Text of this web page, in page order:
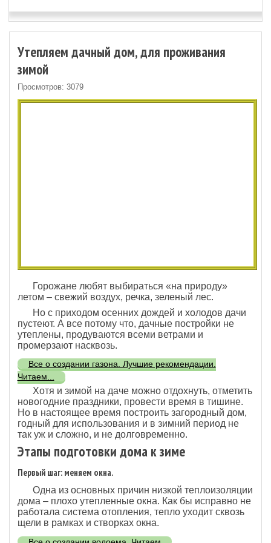
Утепляем дачный дом, для проживания
зимой
Просмотров: 3079
Горожане любят выбираться «на природу»
летом – свежий воздух, речка, зеленый лес.
Но с приходом осенних дождей и холодов дачи
пустеют. А все потому что, дачные постройки не
утеплены, продуваются всеми ветрами и
промерзают насквозь.
Все о создании газона. Лучшие рекомендации.
Читаем...
Хотя и зимой на даче можно отдохнуть, отметить
новогодние праздники, провести время в тишине.
Но в настоящее время построить загородный дом,
годный для использования и в зимний период не
так уж и сложно, и не долговременно.
Этапы подготовки дома к зиме
Первый шаг: меняем окна.
Одна из основных причин низкой теплоизоляции
дома – плохо утепленные окна. Как бы исправно не
работала система отопления, тепло уходит сквозь
щели в рамках и створках окна.